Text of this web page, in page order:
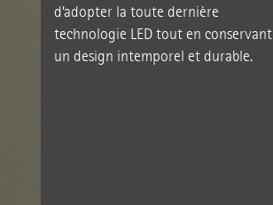
d’adopter la toute dernière
technologie LED tout en conservant
un design intemporel et durable.